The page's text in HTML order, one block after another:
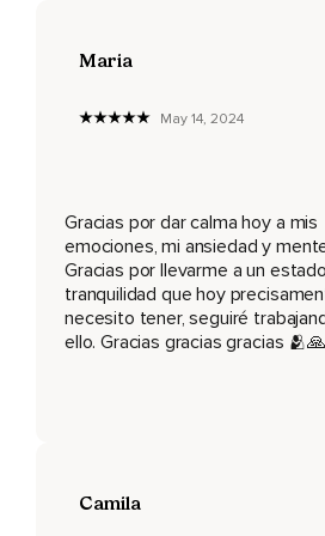
Si está arrugado distiéndelo y libera
Ahora centra tu atención en los
en los codos y en los antebrazos y
Siente tus manos y las palmas y los
Siente los pulgares,
Ahora,
Maria
May 14, 2024
Gracias por dar calma hoy a mis
emociones, mi ansiedad y
Gracias por llevarme a un
tranquilidad que hoy
necesito tener, seguiré
ello. Gracias gracias gracias
Camila